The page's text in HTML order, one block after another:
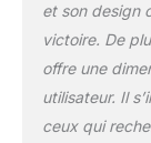
et son design
victoire. De
offre une
utilisateur. Il
ceux qui